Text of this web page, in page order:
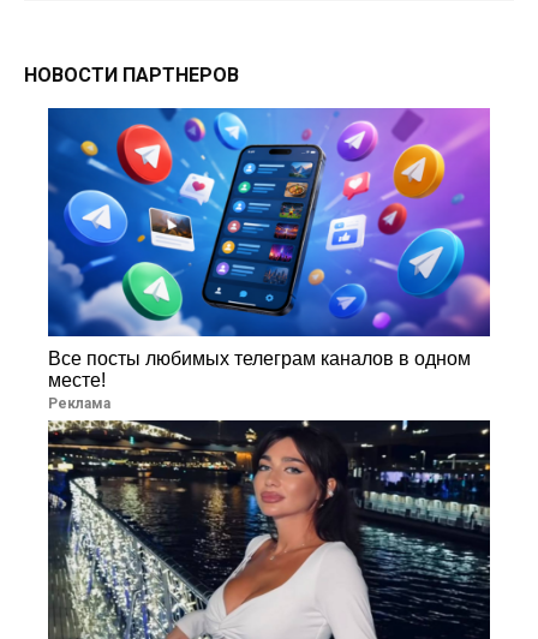
НОВОСТИ ПАРТНЕРОВ
Все посты любимых телеграм каналов в одном
месте!
Реклама